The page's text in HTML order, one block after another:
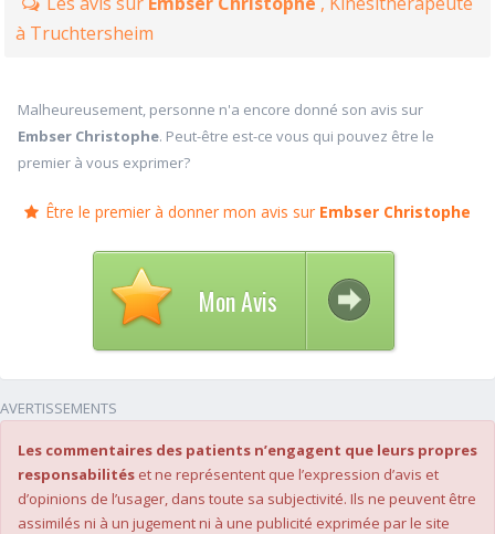
à Truchtersheim
Malheureusement, personne n'a encore donné son avis sur
Embser Christophe. Peut-être est-ce vous qui pouvez être le
premier à vous exprimer?
Être le premier à donner mon avis sur Embser Christophe
Mon Avis
AVERTISSEMENTS
Les commentaires des patients n’engagent que leurs propres
responsabilités et ne représentent que l’expression d’avis et
d’opinions de l’usager, dans toute sa subjectivité. Ils ne peuvent être
assimilés ni à un jugement ni à une publicité exprimée par le site